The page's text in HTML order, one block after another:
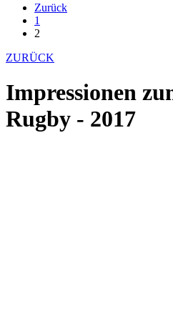
Zurück
1
2
ZURÜCK
Impressionen
Rugby - 2017